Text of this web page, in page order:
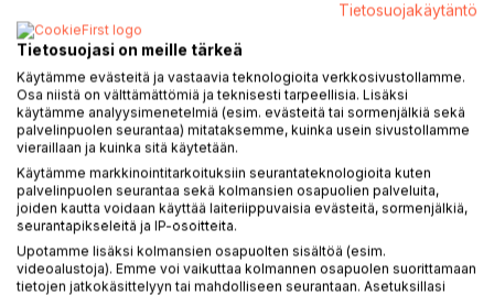
Lisää muistilistalle
Arvostele tuote
KUVAUS
Rakkaus naimisissa olevaan mieheen on ollut kuuma peruna
Tietosuojakäytäntö
Tietosuojasi on meille tärkeä
Käytämme evästeitä ja vastaavia teknologioita verkkosivustollamme.
Osa niistä on välttämättömiä ja teknisesti tarpeellisia. Lisäksi
käytämme analyysimenetelmiä (esim. evästeitä tai sormenjälkiä sekä
palvelinpuolen seurantaa) mitataksemme, kuinka usein sivustollamme
vieraillaan ja kuinka sitä käytetään.
Käytämme markkinointitarkoituksiin seurantateknologioita kuten
palvelinpuolen seurantaa sekä kolmansien osapuolien palveluita,
joiden kautta voidaan käyttää laiteriippuvaisia evästeitä, sormenjälkiä,
seurantapikseleitä ja IP-osoitteita.
Upotamme lisäksi kolmansien osapuolten sisältöä (esim.
videoalustoja). Emme voi vaikuttaa kolmannen osapuolen suorittamaan
tietojen jatkokäsittelyyn tai mahdolliseen seurantaan. Asetuksillasi